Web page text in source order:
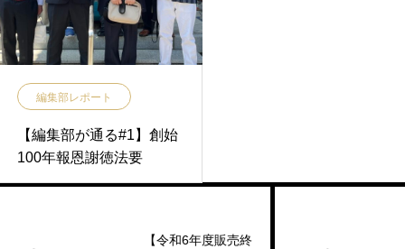
編集部レポート
【編集部が通る#1】創始
100年報恩謝徳法要
【令和6年度販売終